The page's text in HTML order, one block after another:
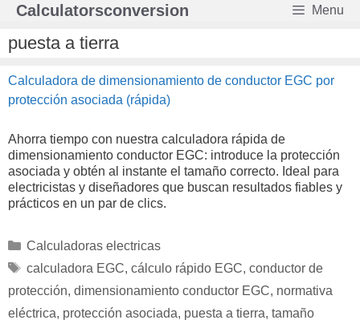
Saltar
contenido
Calculatorsconversion Menu
puesta a tierra
Calculadora de dimensionamiento de conductor EGC por
protección asociada (rápida)
Ahorra tiempo con nuestra calculadora rápida de
dimensionamiento conductor EGC: introduce la protección
asociada y obtén al instante el tamaño correcto. Ideal para
electricistas y diseñadores que buscan resultados fiables y
prácticos en un par de clics.
Categorías
Calculadoras electricas
Etiquetas
calculadora EGC, cálculo rápido EGC, conductor de
protección, dimensionamiento conductor EGC, normativa
eléctrica, protección asociada, puesta a tierra, tamaño